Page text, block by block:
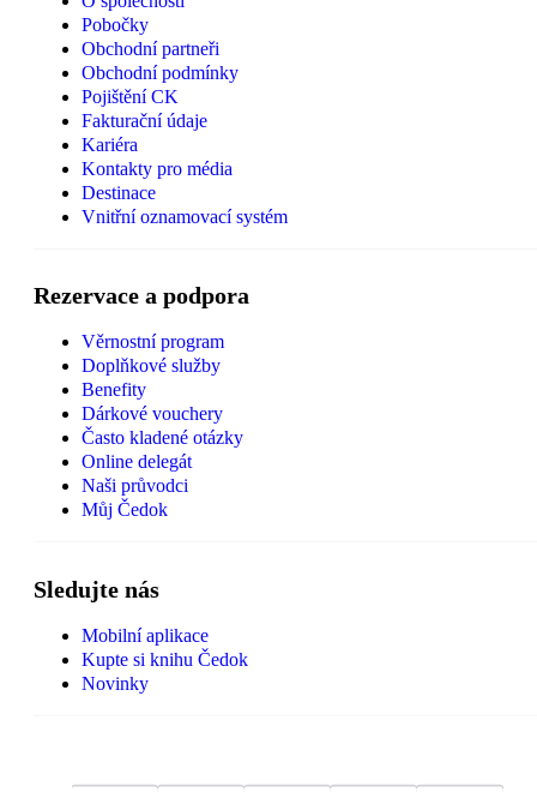
Pobočky
Obchodní partneři
Obchodní podmínky
Pojištění CK
Fakturační údaje
Kariéra
Kontakty pro média
Destinace
Vnitřní oznamovací systém
Rezervace a podpora
Věrnostní program
Doplňkové služby
Benefity
Dárkové vouchery
Často kladené otázky
Online delegát
Naši průvodci
Můj Čedok
Sledujte nás
Mobilní aplikace
Kupte si knihu Čedok
Novinky